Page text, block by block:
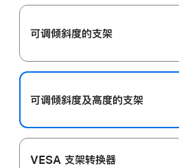
可调倾斜度的支架
可调倾斜度及高‍度的支‍架
VESA 支架转换器